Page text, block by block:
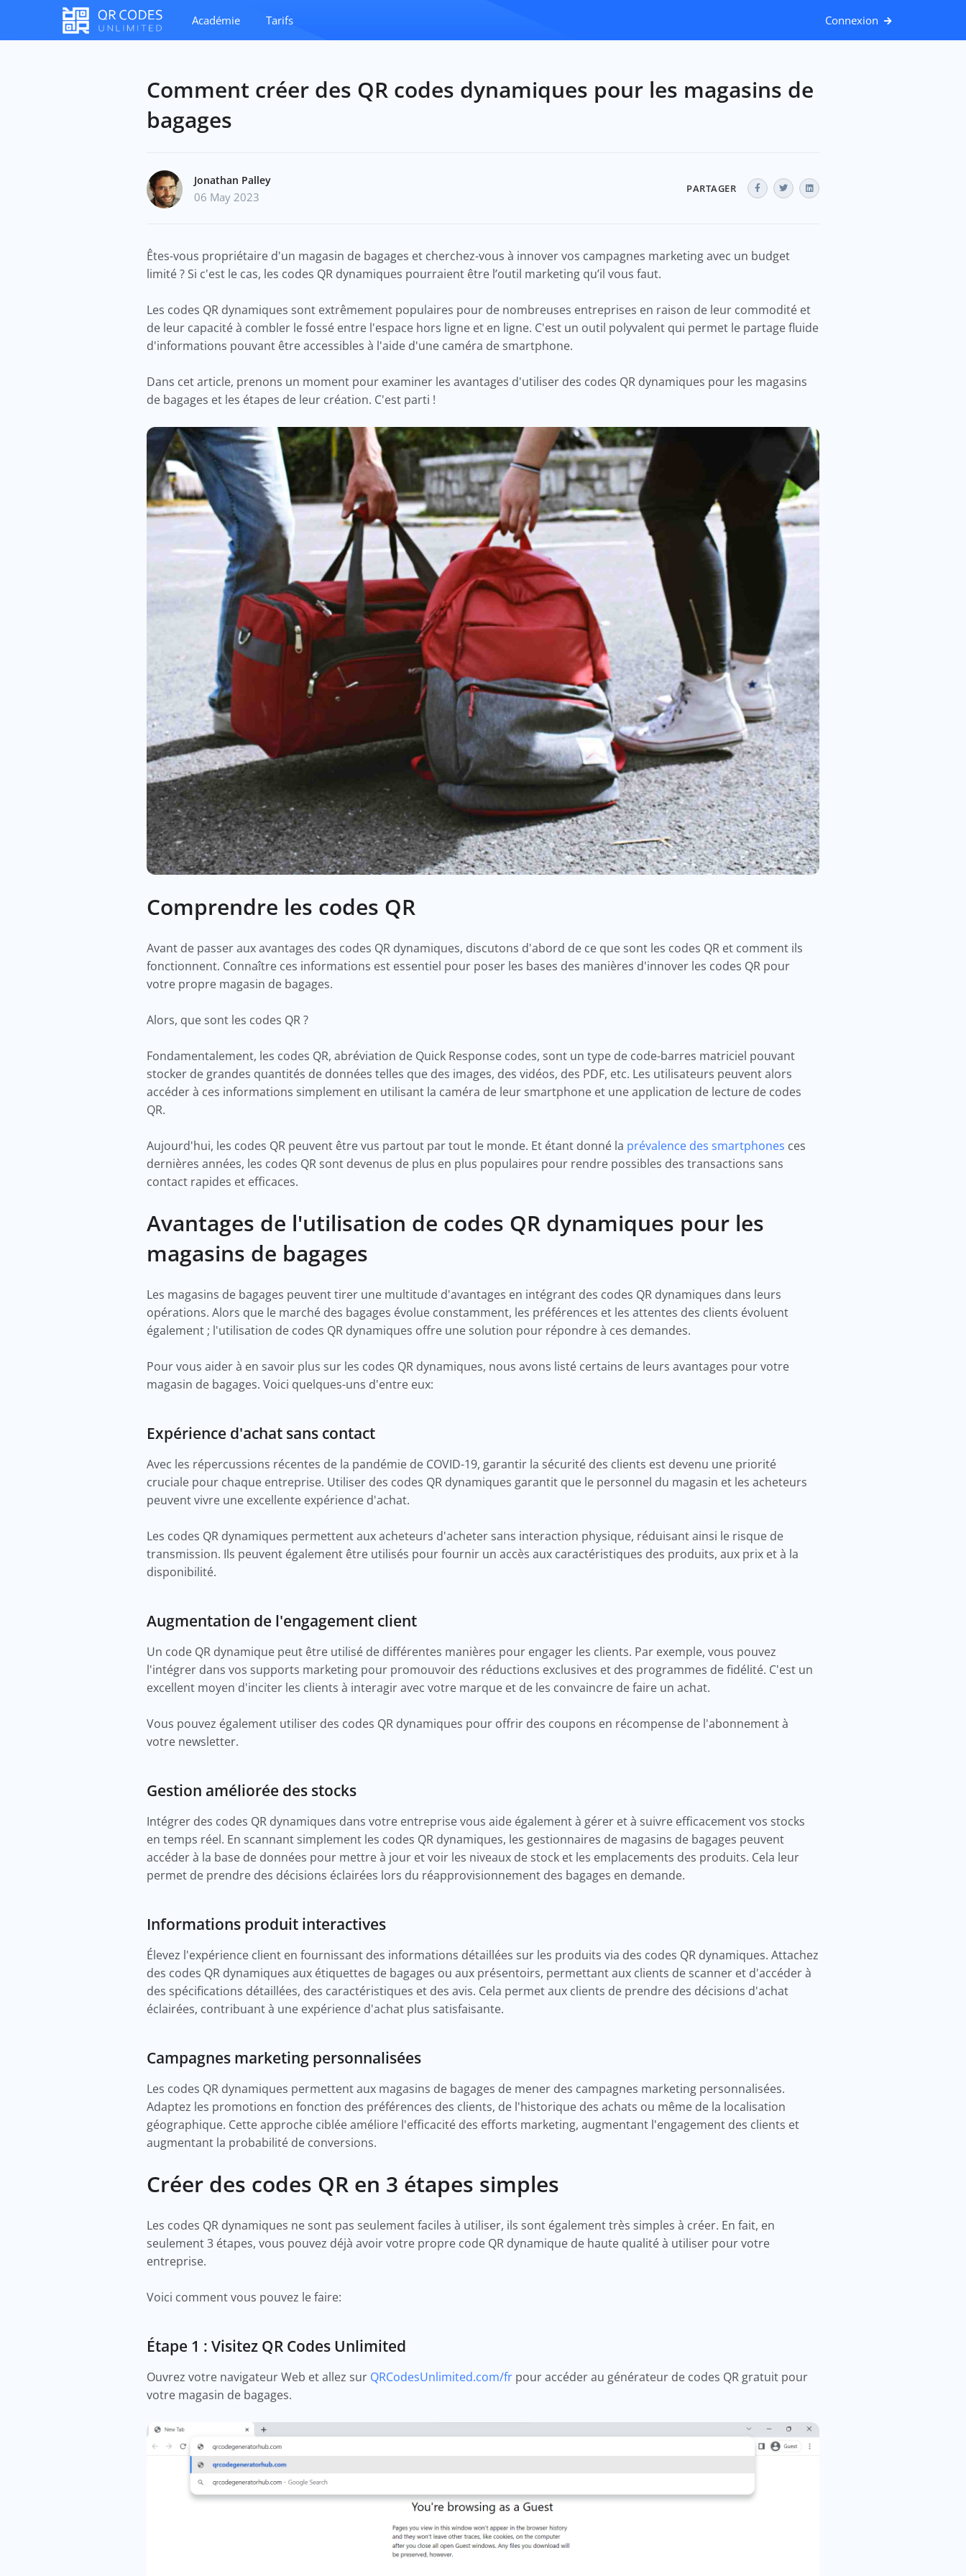
Académie Tarifs Connexion
Comment créer des QR codes dynamiques pour les magasins de
bagages
Jonathan Palley
06 May 2023
PARTAGER
Êtes-vous propriétaire d'un magasin de bagages et cherchez-vous à innover vos campagnes marketing avec un budget
limité ? Si c'est le cas, les codes QR dynamiques pourraient être l’outil marketing qu’il vous faut.
Les codes QR dynamiques sont extrêmement populaires pour de nombreuses entreprises en raison de leur commodité et
de leur capacité à combler le fossé entre l'espace hors ligne et en ligne. C'est un outil polyvalent qui permet le partage fluide
d'informations pouvant être accessibles à l'aide d'une caméra de smartphone.
Dans cet article, prenons un moment pour examiner les avantages d'utiliser des codes QR dynamiques pour les magasins
de bagages et les étapes de leur création. C'est parti !
Comprendre les codes QR
Avant de passer aux avantages des codes QR dynamiques, discutons d'abord de ce que sont les codes QR et comment ils
fonctionnent. Connaître ces informations est essentiel pour poser les bases des manières d'innover les codes QR pour
votre propre magasin de bagages.
Alors, que sont les codes QR ?
Fondamentalement, les codes QR, abréviation de Quick Response codes, sont un type de code-barres matriciel pouvant
stocker de grandes quantités de données telles que des images, des vidéos, des PDF, etc. Les utilisateurs peuvent alors
accéder à ces informations simplement en utilisant la caméra de leur smartphone et une application de lecture de codes
QR.
Aujourd'hui, les codes QR peuvent être vus partout par tout le monde. Et étant donné la prévalence des smartphones ces
dernières années, les codes QR sont devenus de plus en plus populaires pour rendre possibles des transactions sans
contact rapides et efficaces.
Avantages de l'utilisation de codes QR dynamiques pour les
magasins de bagages
Les magasins de bagages peuvent tirer une multitude d'avantages en intégrant des codes QR dynamiques dans leurs
opérations. Alors que le marché des bagages évolue constamment, les préférences et les attentes des clients évoluent
également ; l'utilisation de codes QR dynamiques offre une solution pour répondre à ces demandes.
Pour vous aider à en savoir plus sur les codes QR dynamiques, nous avons listé certains de leurs avantages pour votre
magasin de bagages. Voici quelques-uns d'entre eux:
Expérience d'achat sans contact
Avec les répercussions récentes de la pandémie de COVID-19, garantir la sécurité des clients est devenu une priorité
cruciale pour chaque entreprise. Utiliser des codes QR dynamiques garantit que le personnel du magasin et les acheteurs
peuvent vivre une excellente expérience d'achat.
Les codes QR dynamiques permettent aux acheteurs d'acheter sans interaction physique, réduisant ainsi le risque de
transmission. Ils peuvent également être utilisés pour fournir un accès aux caractéristiques des produits, aux prix et à la
disponibilité.
Augmentation de l'engagement client
Un code QR dynamique peut être utilisé de différentes manières pour engager les clients. Par exemple, vous pouvez
l'intégrer dans vos supports marketing pour promouvoir des réductions exclusives et des programmes de fidélité. C'est un
excellent moyen d'inciter les clients à interagir avec votre marque et de les convaincre de faire un achat.
Vous pouvez également utiliser des codes QR dynamiques pour offrir des coupons en récompense de l'abonnement à
votre newsletter.
Gestion améliorée des stocks
Intégrer des codes QR dynamiques dans votre entreprise vous aide également à gérer et à suivre efficacement vos stocks
en temps réel. En scannant simplement les codes QR dynamiques, les gestionnaires de magasins de bagages peuvent
accéder à la base de données pour mettre à jour et voir les niveaux de stock et les emplacements des produits. Cela leur
permet de prendre des décisions éclairées lors du réapprovisionnement des bagages en demande.
Informations produit interactives
Élevez l'expérience client en fournissant des informations détaillées sur les produits via des codes QR dynamiques. Attachez
des codes QR dynamiques aux étiquettes de bagages ou aux présentoirs, permettant aux clients de scanner et d'accéder à
des spécifications détaillées, des caractéristiques et des avis. Cela permet aux clients de prendre des décisions d'achat
éclairées, contribuant à une expérience d'achat plus satisfaisante.
Campagnes marketing personnalisées
Les codes QR dynamiques permettent aux magasins de bagages de mener des campagnes marketing personnalisées.
Adaptez les promotions en fonction des préférences des clients, de l'historique des achats ou même de la localisation
géographique. Cette approche ciblée améliore l'efficacité des efforts marketing, augmentant l'engagement des clients et
augmentant la probabilité de conversions.
Créer des codes QR en 3 étapes simples
Les codes QR dynamiques ne sont pas seulement faciles à utiliser, ils sont également très simples à créer. En fait, en
seulement 3 étapes, vous pouvez déjà avoir votre propre code QR dynamique de haute qualité à utiliser pour votre
entreprise.
Voici comment vous pouvez le faire:
Étape 1 : Visitez QR Codes Unlimited
Ouvrez votre navigateur Web et allez sur QRCodesUnlimited.com/fr pour accéder au générateur de codes QR gratuit pour
votre magasin de bagages.